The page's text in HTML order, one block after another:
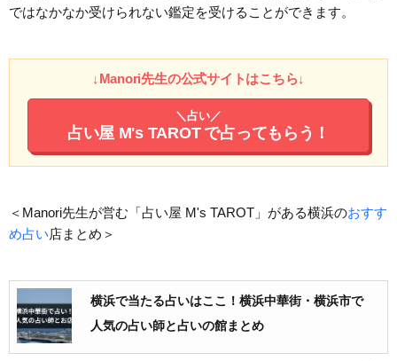
ではなかなか受けられない鑑定を受けることができます。
↓Manori先生の公式サイトはこちら↓
＼占い／
占い屋 M's TAROT で占ってもらう！
＜Manori先生が営む「占い屋 M's TAROT」がある横浜のおすす
め占い店まとめ＞
横浜で当たる占いはここ！横浜中華街・横浜市で
人気の占い師と占いの館まとめ